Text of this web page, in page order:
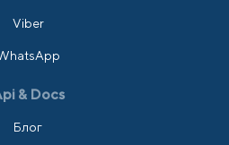
Viber
& Docs
Блог